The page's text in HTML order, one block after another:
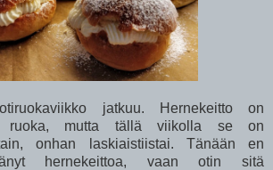
jatkuu. Hernekeitto on
ruoka, mutta tällä viikolla se on
onhan laskiaistiistai. Tänään en
hernekeittoa, vaan otin sitä